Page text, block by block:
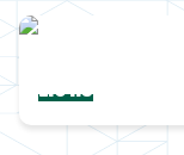
Une
Lions